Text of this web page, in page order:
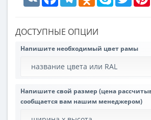
ДОСТУПНЫЕ ОПЦИИ
Напишите необходимый цвет рамы
Напишите свой размер (цена
сообщается вам нашим менеджером)